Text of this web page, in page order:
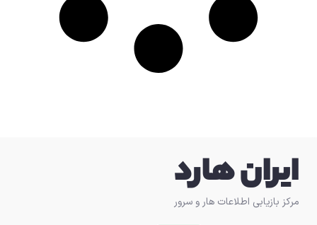
ایران هارد
مرکز بازیابی اطلاعات هار و سرور